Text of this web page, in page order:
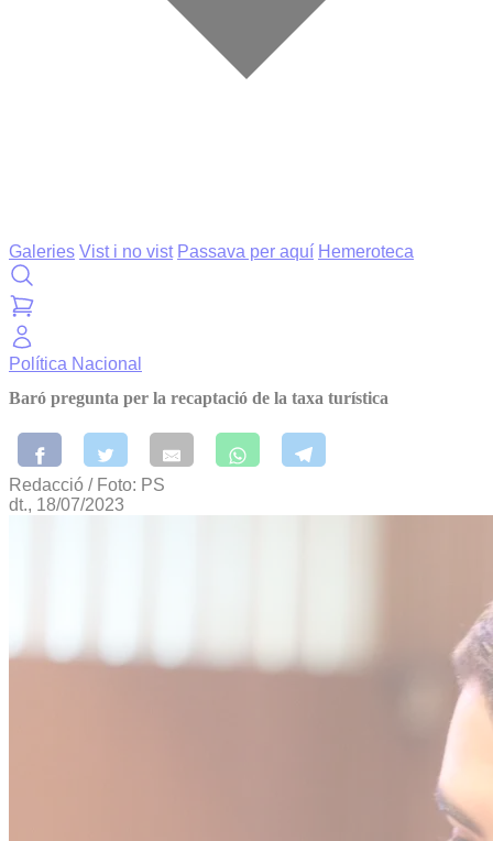
Galeries Vist i no vist Passava per aquí Hemeroteca
Política Nacional
Baró pregunta per la recaptació de la taxa turística
Redacció / Foto: PS
dt., 18/07/2023